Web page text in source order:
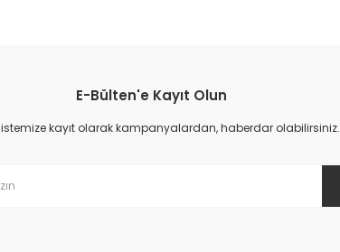
veya görüntülenemiyor.
eksik bilgiler bulunuyor.
E-Bülten'e Kayıt Olun
kayıt olarak kampanyalardan, haberdar olabilirsiniz.